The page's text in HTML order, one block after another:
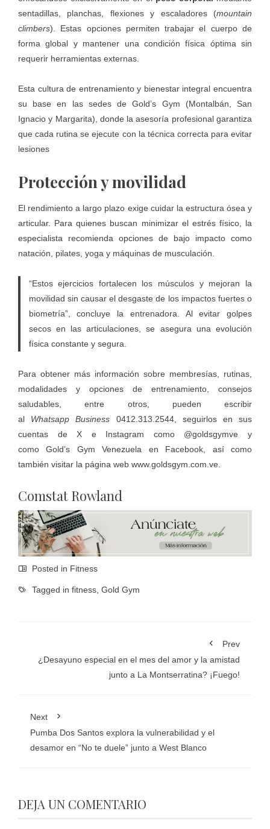
sentadillas, planchas, flexiones y escaladores (mountain
climbers). Estas opciones permiten trabajar el cuerpo de
forma global y mantener una condición física óptima sin
requerir herramientas externas.
Esta cultura de entrenamiento y bienestar integral encuentra
su base en las sedes deGold’s Gym (Montalbán, San
Ignacio y Margarita), donde la asesoría profesional garantiza
que cada rutina se ejecute con la técnica correcta para evitar
lesiones
Protección y movilidad
El rendimiento a largo plazo exige cuidar la estructura ósea y
articular. Para quienes buscan minimizar el estrés físico, la
especialista recomienda opciones de bajo impacto como
natación, pilates, yoga y máquinas de musculación.
“Estos ejercicios fortalecen los músculos y mejoran la
movilidad sin causar el desgaste de los impactos fuertes o
biometría”, concluye la entrenadora. Al evitar golpes
secos en las articulaciones, se asegura una evolución
física constante y segura.
Para obtener más información sobre membresías, rutinas,
modalidades y opciones de entrenamiento, consejos
saludables, entre otros, pueden escribir
al Whatsapp Business 0412.313.2544, seguirlos en sus
cuentas de X e Instagram como @goldsgymve y
como Gold’s Gym Venezuela en Facebook, así como
también visitar la página web www.goldsgym.com.ve
Comstat Rowland
Posted in Fitness
Tagged in fitness Gold Gym
Prev
¿Desayuno especial en el mes del amor y la amistad
junto a La Montserratina? ¡Fuego!
Next
Pumba Dos Santos explora la vulnerabilidad y el
desamor en “No te duele” junto a West Blanco
DEJA UN COMENTARIO